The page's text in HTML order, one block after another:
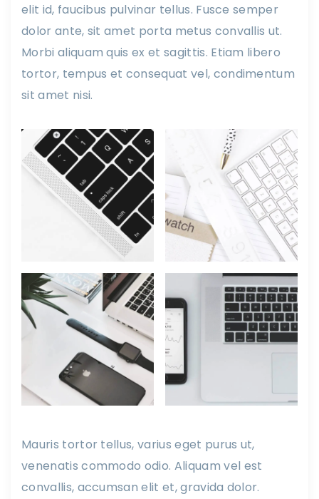
elit id, faucibus pulvinar tellus. Fusce semper
dolor ante, sit amet porta metus convallis ut.
Morbi aliquam quis ex et sagittis. Etiam libero
tortor, tempus et consequat vel, condimentum
sit amet nisi.
Mauris tortor tellus, varius eget purus ut,
venenatis commodo odio. Aliquam vel est
convallis, accumsan elit et, gravida dolor.